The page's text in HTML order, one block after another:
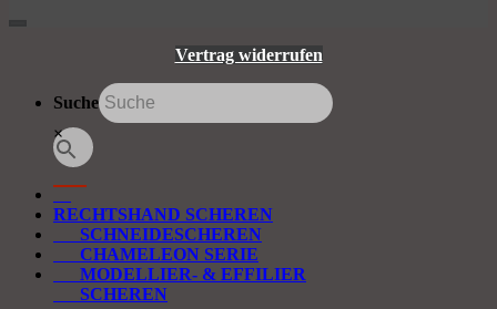
Vertrag widerrufen
Suche
×
RECHTSHAND SCHEREN
SCHNEIDESCHEREN
CHAMELEON SERIE
MODELLIER- & EFFILIER
SCHEREN